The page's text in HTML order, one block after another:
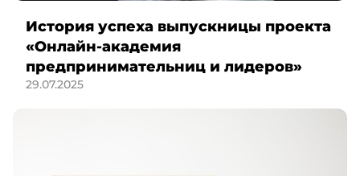
История успеха выпускницы проекта
«Онлайн-академия
предпринимательниц и лидеров»
29.07.2025